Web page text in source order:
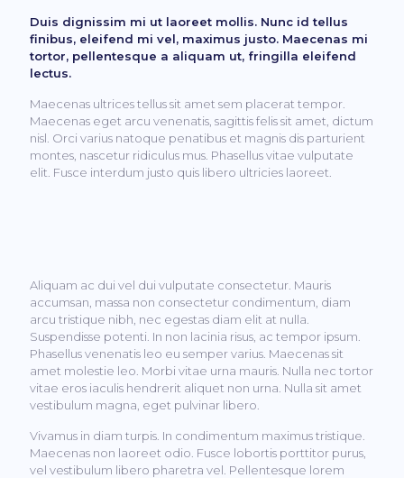
Duis dignissim mi ut laoreet mollis. Nunc id tellus
finibus, eleifend mi vel, maximus justo. Maecenas mi
tortor, pellentesque a aliquam ut, fringilla eleifend
lectus.
Maecenas ultrices tellus sit amet sem placerat tempor.
Maecenas eget arcu venenatis, sagittis felis sit amet, dictum
nisl. Orci varius natoque penatibus et magnis dis parturient
montes, nascetur ridiculus mus. Phasellus vitae vulputate
elit. Fusce interdum justo quis libero ultricies laoreet.
Aliquam ac dui vel dui vulputate consectetur. Mauris
accumsan, massa non consectetur condimentum, diam
arcu tristique nibh, nec egestas diam elit at nulla.
Suspendisse potenti. In non lacinia risus, ac tempor ipsum.
Phasellus venenatis leo eu semper varius. Maecenas sit
amet molestie leo. Morbi vitae urna mauris. Nulla nec tortor
vitae eros iaculis hendrerit aliquet non urna. Nulla sit amet
vestibulum magna, eget pulvinar libero.
Vivamus in diam turpis. In condimentum maximus tristique.
Maecenas non laoreet odio. Fusce lobortis porttitor purus,
vel vestibulum libero pharetra vel. Pellentesque lorem